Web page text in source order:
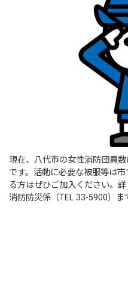
現在、八代市の女性消防団員
です。活動に必要な被服等は
る方はぜひご加入ください。
消防防災係（TEL 33-5900）ま